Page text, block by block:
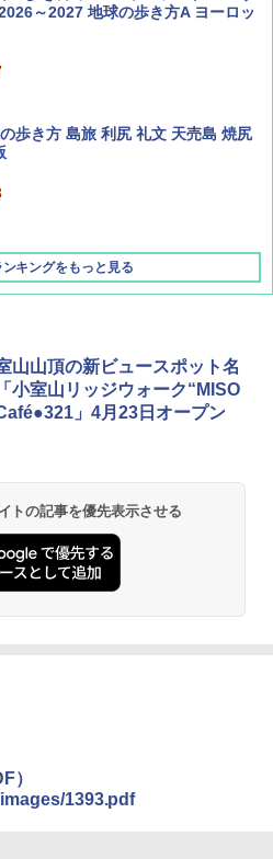
年 9月号 [雑誌]
～2027 地球の歩き方A ヨーロッ
歩き方 島旅 利尻 礼文 天売島 焼尻
キングをもっと見る
ーズコレクション 山善] ポップアッ
傘みたいに広げて畳める パッとサ
シェード キューブ フルクローズ メ
単設置 ワンタッチテント キャンプ
BASE 《めざましテレビで紹介》
ンタッチ RENEW 幅200 2-3人用 43
たたみ 防災グッズ 災害用トイレ ビ
ニック ポップアップテント 携帯 簡
テント (オリーブ)
パラソル 大型 ビーチ アウトドアパ
ーデン サイトシート付 折りたたみ
ット 4段階高さ調整 軽量 収納袋付
ステンレス保冷剤 2個セット 2
ーアル 急速冷凍 空間倍増 衛生的
ト 保冷力長持ち
プレー 熊よけスプレー 熊スプレー
業販売】超強力クマ対策スプレー 30
山山頂の新ビュースポット名
小室山リッジウォーク“MISO
」4月23日オープン
トの記事を優先表示させる
）
1393.pdf